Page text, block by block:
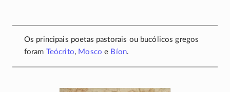
Os principais poetas pastorais ou bucólicos gregos
foram Teócrito, Mosco e Bíon.